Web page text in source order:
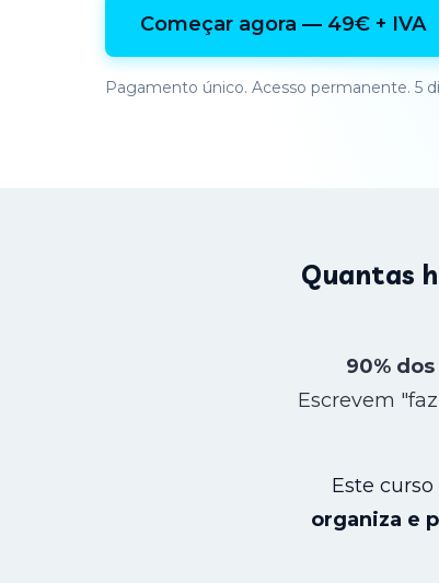
Começar agora — 49€ + IVA
Pagamento único. Acesso permanente. 5
Quantas
90%
Escrevem
Este
organiza e